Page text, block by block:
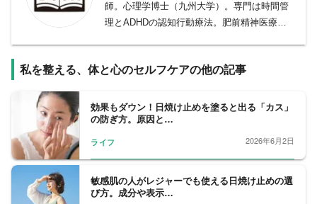
師。心理学博士（九州大学）。専門は時間管
理とADHDの認知行動療法。肥前精神医療セ
島心理相談所 所長。他に、九州大学大学院人
政法人国立病院機構肥前精神医療センター臨
床研究部非常勤研究員を務める。『ADHDタ
イプの大人のための時間管理ワークブック』
ラ習慣！1日3分やめるノート』（すばる
私を整える、体と心のセルフケアの他の記事
効果もダウン！日焼け止めを塗ると出る「カス」
の防ぎ方。原因と…
ライフ 2026年6月2日
敏感肌の人がレジャーでも使える日焼け止めの選
び方。成分や表示…